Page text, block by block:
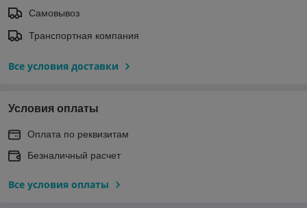
Самовывоз
Транспортная компания
Все условия доставки
Условия оплаты
Оплата по реквизитам
Безналичный расчет
Все условия оплаты